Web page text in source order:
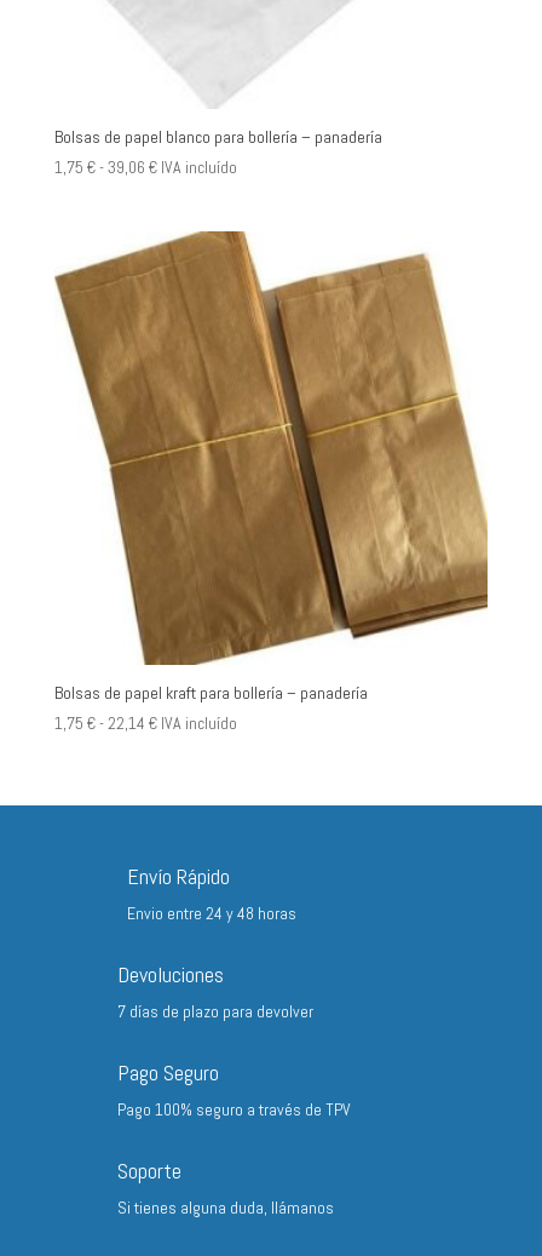
Bolsas de papel blanco para bollería – panadería
1,75 €-39,06 €Rango
desde
1,75 €
hasta
IVA incluído
Bolsas de papel kraft para bollería – panadería
1,75 €-22,14 €Rango
desde
22,14 €
IVA incluído
Envío Rápido
Envio entre 24 y 48 horas
Devoluciones
7 días de plazo para devolver
Pago Seguro
Pago 100% seguro a través de TPV
Soporte
Si tienes alguna duda, llámanos